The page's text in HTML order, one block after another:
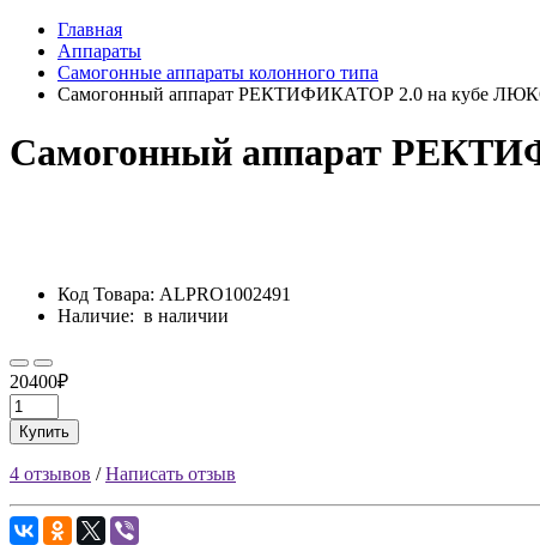
Главная
Аппараты
Самогонные аппараты колонного типа
Самогонный аппарат РЕКТИФИКАТОР 2.0 на кубе
Самогонный аппарат
Код Товара: ALPRO1002491
Наличие: в наличии
20400₽
Купить
4 отзывов /Написать отзыв